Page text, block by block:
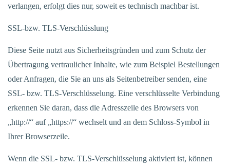
verlangen, erfolgt dies nur, soweit es technisch machbar ist.
SSL-bzw. TLS-Verschlüsslung
Diese Seite nutzt aus Sicherheitsgründen und zum Schutz der
Übertragung vertraulicher Inhalte, wie zum Beispiel Bestellungen
oder Anfragen, die Sie an uns als Seitenbetreiber senden, eine
SSL- bzw. TLS-Verschlüsselung. Eine verschlüsselte Verbindung
erkennen Sie daran, dass die Adresszeile des Browsers von
„http://“ auf „https://“ wechselt und an dem Schloss-Symbol in
Ihrer Browserzeile.
Wenn die SSL- bzw. TLS-Verschlüsselung aktiviert ist, können